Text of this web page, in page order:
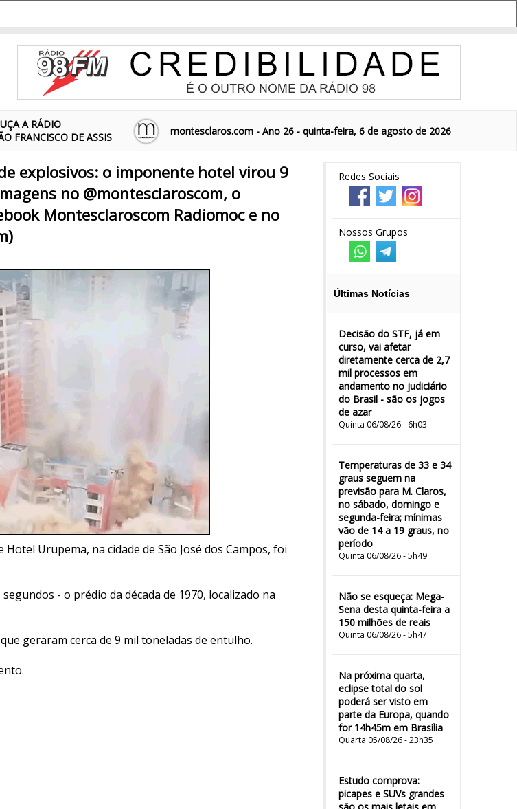
A RÁDIO
FRANCISCO DE ASSIS
montesclaros.com - Ano 26 - quinta-feira, 6 de agosto de 2026
Redes Sociais
Nossos Grupos
Últimas Notícias
Decisão do STF, já em
curso, vai afetar
diretamente cerca de 2,7
mil processos em
andamento no judiciário
do Brasil - são os jogos
de azar
Quinta 06/08/26 - 6h03
Temperaturas de 33 e 34
graus seguem na
previsão para M. Claros,
no sábado, domingo e
segunda-feira; mínimas
vão de 14 a 19 graus, no
período
Quinta 06/08/26 - 5h49
Não se esqueça: Mega-
Sena desta quinta-feira a
150 milhões de reais
Quinta 06/08/26 - 5h47
Na próxima quarta,
eclipse total do sol
poderá ser visto em
parte da Europa, quando
for 14h45m em Brasília
Quarta 05/08/26 - 23h35
Estudo comprova:
picapes e SUVs grandes
explosivos: o imponente hotel virou 9
no @montesclaroscom, o
Montesclaroscom Radiomoc e no
Urupema, na cidade de São José dos Campos, foi
- o prédio da década de 1970, localizado na
geraram cerca de 9 mil toneladas de entulho.